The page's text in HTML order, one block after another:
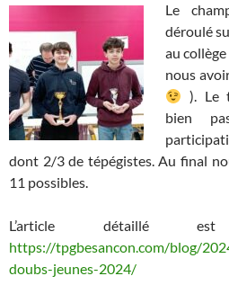
Le
déroulé
au
nous
). Le
bien
dont 2/3 de tépégistes. Au final
11 possibles.
L’article détaillé
https://tpgbesancon.com/blog/
doubs-jeunes-2024/